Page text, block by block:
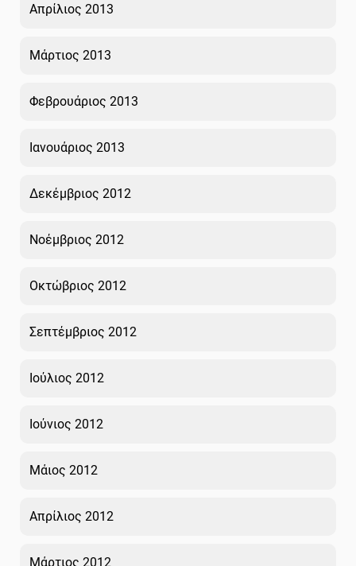
Απρίλιος 2013
Μάρτιος 2013
Φεβρουάριος 2013
Ιανουάριος 2013
Δεκέμβριος 2012
Νοέμβριος 2012
Οκτώβριος 2012
Σεπτέμβριος 2012
Ιούλιος 2012
Ιούνιος 2012
Μάιος 2012
Απρίλιος 2012
Μάρτιος 2012